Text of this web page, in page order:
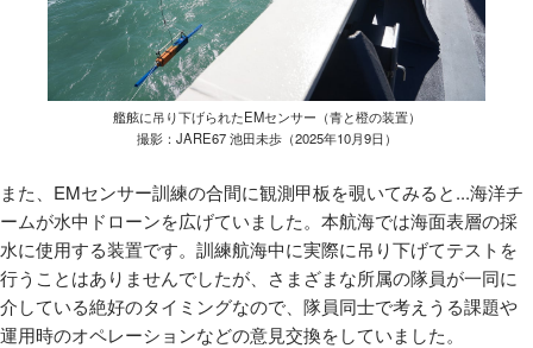
艦舷に吊り下げられたEMセンサー（青と橙の装置）
撮影：JARE67 池田未歩（2025年10月9日）
また、EMセンサー訓練の合間に観測甲板を覗いてみると...海洋チ
ームが水中ドローンを広げていました。本航海では海面表層の採
水に使用する装置です。訓練航海中に実際に吊り下げてテストを
行うことはありませんでしたが、さまざまな所属の隊員が一同に
介している絶好のタイミングなので、隊員同士で考えうる課題や
運用時のオペレーションなどの意見交換をしていました。